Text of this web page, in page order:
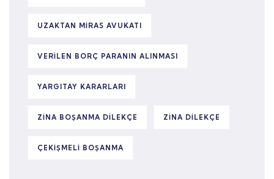
UZAKTAN MIRAS AVUKATI
VERILEN BORÇ PARANIN ALINMASI
YARGITAY KARARLARI
ZINA BOŞANMA DILEKÇE ZINA DILEKÇE
ÇEKIŞMELI BOŞANMA